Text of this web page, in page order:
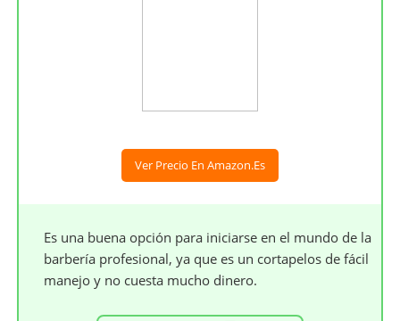
Ver Precio En Amazon.es
Es una buena opción para iniciarse en el mundo de la
barbería profesional, ya que es un cortapelos de fácil
manejo y no cuesta mucho dinero.